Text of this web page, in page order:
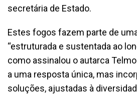
secretária de Estado.
Estes fogos fazem parte de
“estruturada e sustentada ao
como assinalou o autarca
a uma resposta única, mas
soluções, ajustadas à